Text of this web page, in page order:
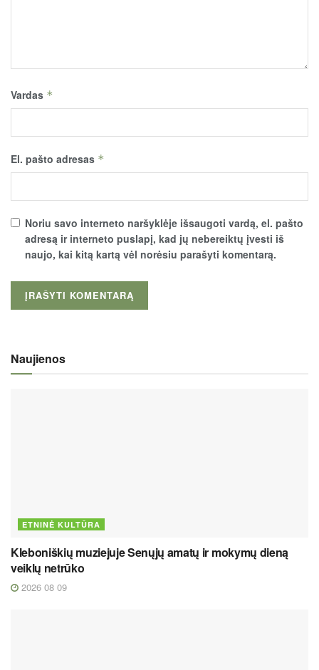
Vardas *
El. pašto adresas *
Noriu savo interneto naršyklėje išsaugoti vardą, el. pašto
adresą ir interneto puslapį, kad jų nebereiktų įvesti iš
naujo, kai kitą kartą vėl norėsiu parašyti komentarą.
Naujienos
ETNINĖ KULTŪRA
Kleboniškių muziejuje Senųjų amatų ir mokymų dieną
veiklų netrūko
2026 08 09